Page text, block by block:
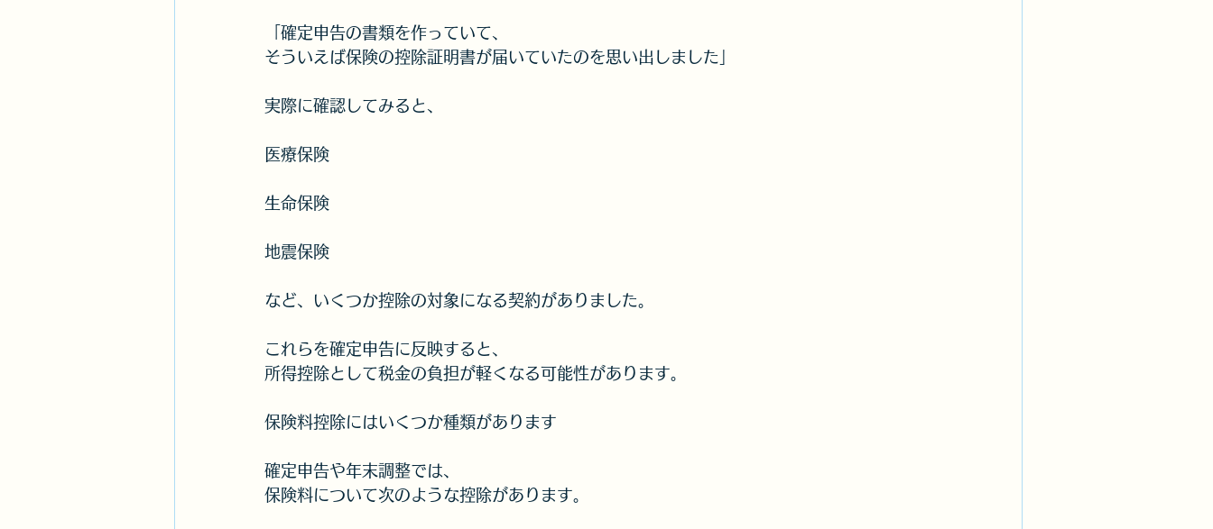
「確定申告の書類を作っていて、
そういえば保険の控除証明書が届いていたのを思い出しました」
実際に確認してみると、
医療保険
生命保険
地震保険
など、いくつか控除の対象になる契約がありました。
これらを確定申告に反映すると、
所得控除として税金の負担が軽くなる可能性があります。
保険料控除にはいくつか種類があります
確定申告や年末調整では、
保険料について次のような控除があります。